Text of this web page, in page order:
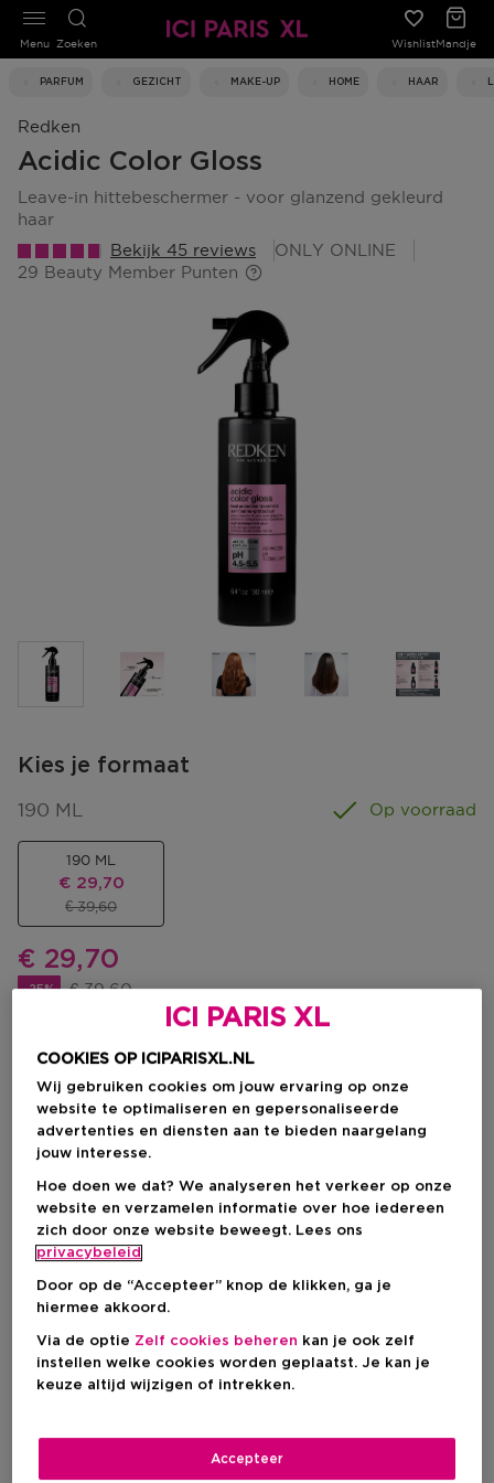
Zoeken WishlistMandje
PARFUM GEZICHT MAKE-UP HOME HAAR
Menu
Redken
Acidic Color Gloss
leave-in hittebeschermer - voor glanzend gekleurd
haar
Bekijk 45 reviews
ONLY ONLINE
29 Beauty Member Punten
Kies je formaat
190 ML Op voorraad
190 ML
Kortingsprijs
€ 29,70
Productprijs
€ 39,60
Kortingsprijs
€ 29,70
-25% Productprijs
€ 39,60
IN WINKELMANDJE
Levering aan huis
Ophalen in een winkel
Ophalen in een winkel nabij jou.
Korte beschrijving
Ingrediënt Vitamine E Met eiwit
Gekleurd
ICI PARIS XL
COOKIES OP ICIPARISXL.NL
Wij gebruiken cookies om jouw ervaring op onze
website te optimaliseren en gepersonaliseerde
advertenties en diensten aan te bieden naargelang
jouw interesse.
Hoe doen we dat? We analyseren het verkeer op onze
website en verzamelen informatie over hoe iedereen
zich door onze website beweegt. Lees ons
privacybeleid
Door op de “Accepteer” knop de klikken, ga je
hiermee akkoord.
Via de optie Zelf cookies beheren kan je ook zelf
instellen welke cookies worden geplaatst. Je kan je
keuze altijd wijzigen of intrekken.
Accepteer